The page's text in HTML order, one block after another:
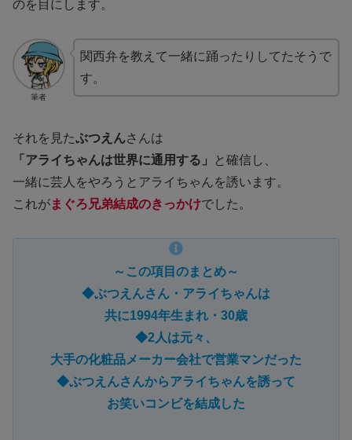
のを目にします。
筆者
関西弁を教えて一緒に踊ったりしてたそうで
す。
それを見たぶつえんさんは
「アライちゃんは世界に通用する」
と確信し、
一緒に芸人をやろうとアライちゃんを誘います。
これがまぐろ兄弟結成のきっかけでした。
～この項目のまとめ～
◆ぶつえんさん・アライちゃんは
共に1994年生まれ・30歳
◆2人は元々、
大手の化粧品メーカー会社で営業マンだった
◆ぶつえんさんからアライちゃんを誘って
お笑いコンビを結成した